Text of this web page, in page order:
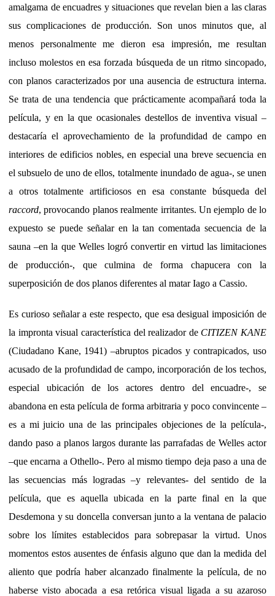
amalgama de encuadres y situaciones que revelan bien a las claras
sus complicaciones de producción. Son unos minutos que, al
menos personalmente me dieron esa impresión, me resultan
incluso molestos en esa forzada búsqueda de un ritmo sincopado,
con planos caracterizados por una ausencia de estructura interna.
Se trata de una tendencia que prácticamente acompañará toda la
película, y en la que ocasionales destellos de inventiva visual –
destacaría el aprovechamiento de la profundidad de campo en
interiores de edificios nobles, en especial una breve secuencia en
el subsuelo de uno de ellos, totalmente inundado de agua-, se unen
a otros totalmente artificiosos en esa constante búsqueda del
raccord, provocando planos realmente irritantes. Un ejemplo de lo
expuesto se puede señalar en la tan comentada secuencia de la
sauna –en la que Welles logró convertir en virtud las limitaciones
de producción-, que culmina de forma chapucera con la
superposición de dos planos diferentes al matar Iago a Cassio.
Es curioso señalar a este respecto, que esa desigual imposición de
la impronta visual característica del realizador de CITIZEN KANE
(Ciudadano Kane, 1941) –abruptos picados y contrapicados, uso
acusado de la profundidad de campo, incorporación de los techos,
especial ubicación de los actores dentro del encuadre-, se
abandona en esta película de forma arbitraria y poco convincente –
es a mi juicio una de las principales objeciones de la película-,
dando paso a planos largos durante las parrafadas de Welles actor
–que encarna a Othello-. Pero al mismo tiempo deja paso a una de
las secuencias más logradas –y relevantes- del sentido de la
película, que es aquella ubicada en la parte final en la que
Desdemona y su doncella conversan junto a la ventana de palacio
sobre los límites establecidos para sobrepasar la virtud. Unos
momentos estos ausentes de énfasis alguno que dan la medida del
aliento que podría haber alcanzado finalmente la película, de no
haberse visto abocada a esa retórica visual ligada a su azaroso